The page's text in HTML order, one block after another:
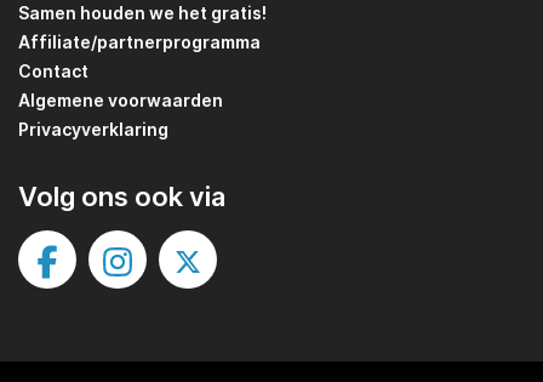
Samen houden we het gratis!
Affiliate/partnerprogramma
Contact
Algemene voorwaarden
Privacyverklaring
Volg ons ook via